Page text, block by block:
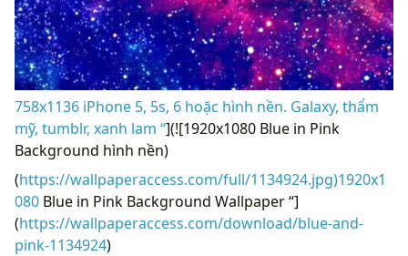
758x1136 iPhone 5, 5s, 6 hoặc hình nền. Galaxy, thẩm
mỹ, tumblr, xanh lam “](![1920x1080 Blue in Pink
Background hình nền)
(https://wallpaperaccess.com/full/1134924.jpg)1920x1
080 Blue in Pink Background Wallpaper “]
(https://wallpaperaccess.com/download/blue-and-
pink-1134924)